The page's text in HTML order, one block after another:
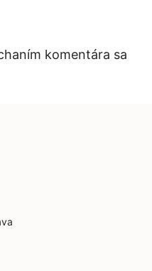
komentára sa